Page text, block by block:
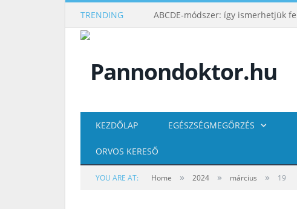
TRENDING
KEZDŐLAP EGÉSZSÉGMEGŐRZÉS
ORVOS KERESŐ
YOU ARE AT: Home » 2024 » március » 19